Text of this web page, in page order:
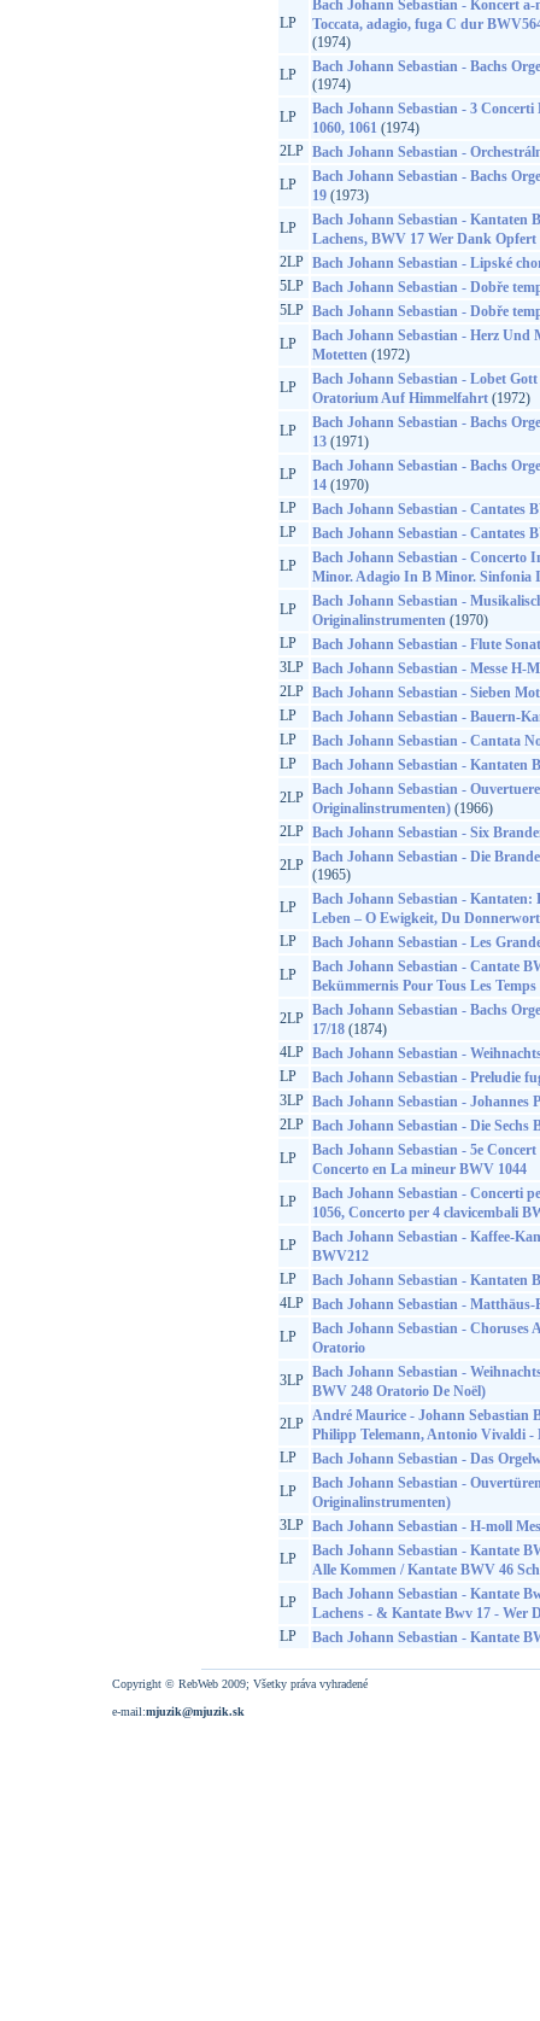
LP
Bach Johann Sebastian - Koncert
Toccata, adagio, fuga C dur
(1974)
LP
Bach Johann Sebastian - Bachs
(1974)
LP
Bach Johann Sebastian - 3
1060, 1061(1974)
2LP Bach Johann Sebastian -
LP
Bach Johann Sebastian - Bachs
19(1973)
LP
Bach Johann Sebastian - Kantaten
Lachens, BWV 17 Wer Dank Opfert
2LP Bach Johann Sebastian - Lipské
5LP Bach Johann Sebastian - Dobře
5LP Bach Johann Sebastian - Dobře
LP
Bach Johann Sebastian - Herz
Motetten(1972)
LP
Bach Johann Sebastian - Lobet
Oratorium Auf Himmelfahrt(1972)
LP
Bach Johann Sebastian - Bachs
13(1971)
LP
Bach Johann Sebastian - Bachs
14(1970)
LP
Bach Johann Sebastian - Cantates
LP
Bach Johann Sebastian - Cantates
LP
Bach Johann Sebastian - Concerto
Minor. Adagio In B Minor. Sinfonia
LP
Bach Johann Sebastian -
Originalinstrumenten(1970)
LP
Bach Johann Sebastian - Flute
3LP Bach Johann Sebastian - Messe H-
2LP Bach Johann Sebastian - Sieben
LP
Bach Johann Sebastian - Bauern-
LP
Bach Johann Sebastian - Cantata
LP
Bach Johann Sebastian - Kantaten
2LP Bach Johann Sebastian -
Originalinstrumenten)(1966)
2LP Bach Johann Sebastian - Six
2LP Bach Johann Sebastian - Die
(1965)
LP
Bach Johann Sebastian -
Leben – O Ewigkeit, Du Donnerwort
LP
Bach Johann Sebastian - Les
LP
Bach Johann Sebastian - Cantate
Bekümmernis Pour Tous Les Temps
2LP Bach Johann Sebastian - Bachs
17/18(1874)
4LP Bach Johann Sebastian -
LP
Bach Johann Sebastian - Preludie
3LP Bach Johann Sebastian - Johannes
2LP Bach Johann Sebastian - Die Sechs
LP
Bach Johann Sebastian - 5e
Concerto en La mineur BWV 1044
LP
Bach Johann Sebastian - Concerti
1056, Concerto per 4 clavicembali
LP
Bach Johann Sebastian - Kaffee-
BWV212
LP
Bach Johann Sebastian - Kantaten
4LP Bach Johann Sebastian - Matthäus-
LP
Bach Johann Sebastian - Choruses
Oratorio
3LP Bach Johann Sebastian -
BWV 248 Oratorio De Noël)
2LP André Maurice - Johann Sebastian
Philipp Telemann, Antonio Vivaldi -
LP
Bach Johann Sebastian - Das
LP
Bach Johann Sebastian -
Originalinstrumenten)
3LP Bach Johann Sebastian - H-moll
LP
Bach Johann Sebastian - Kantate
Alle Kommen / Kantate BWV 46
LP
Bach Johann Sebastian - Kantate
Lachens - & Kantate Bwv 17 - Wer
LP
Bach Johann Sebastian - Kantate
Copyright © RebWeb 2009; Všetky práva vyhradené
e-mail:mjuzik@mjuzik.sk